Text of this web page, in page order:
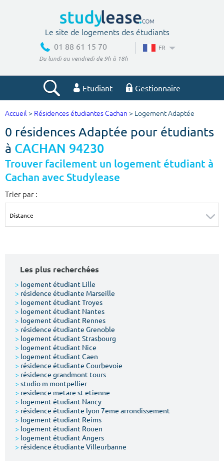
Le site de logements des étudiants
01 88 61 15 70
Du lundi au vendredi de 9h à 18h
FR
Etudiant Gestionnaire
Votre recherche
Ville, école
Type de location
Votre date d'entrée
Accueil > Résidences étudiantes Cachan > Logement Adaptée
0 résidences Adaptée pour étudiants
à CACHAN 94230
Trouver facilement un logement étudiant à
Cachan avec Studylease
Trier par :
Les plus recherchées
> logement étudiant Lille
> résidence étudiante Marseille
> logement étudiant Troyes
> logement étudiant Nantes
> logement étudiant Rennes
> résidence étudiante Grenoble
> logement étudiant Strasbourg
> logement étudiant Nice
> logement étudiant Caen
> résidence étudiante Courbevoie
> résidence grandmont tours
> studio m montpellier
> residence metare st etienne
> logement étudiant Nancy
> résidence étudiante lyon 7eme arrondissement
> logement étudiant Reims
> logement étudiant Rouen
> logement étudiant Angers
> résidence étudiante Villeurbanne